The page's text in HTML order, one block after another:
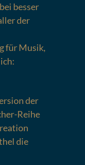
besser
der
für Musik,
der
Reihe
die